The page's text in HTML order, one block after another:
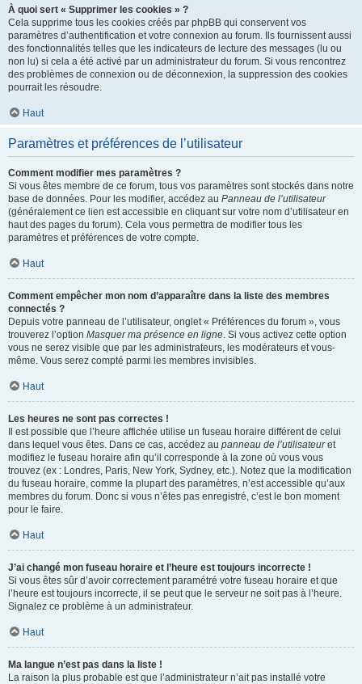
À quoi sert « Supprimer les cookies » ?
Cela supprime tous les cookies créés par phpBB qui conservent vos
paramètres d’authentification et votre connexion au forum. Ils fournissent aussi
des fonctionnalités telles que les indicateurs de lecture des messages (lu ou
non lu) si cela a été activé par un administrateur du forum. Si vous rencontrez
des problèmes de connexion ou de déconnexion, la suppression des cookies
pourrait les résoudre.
Haut
Paramètres et préférences de l’utilisateur
Comment modifier mes paramètres ?
Si vous êtes membre de ce forum, tous vos paramètres sont stockés dans notre
base de données. Pour les modifier, accédez au Panneau de l’utilisateur
(généralement ce lien est accessible en cliquant sur votre nom d’utilisateur en
haut des pages du forum). Cela vous permettra de modifier tous les
paramètres et préférences de votre compte.
Haut
Comment empêcher mon nom d’apparaître dans la liste des membres
connectés ?
Depuis votre panneau de l’utilisateur, onglet « Préférences du forum », vous
trouverez l’option Masquer ma présence en ligne. Si vous activez cette option
vous ne serez visible que par les administrateurs, les modérateurs et vous-
même. Vous serez compté parmi les membres invisibles.
Haut
Les heures ne sont pas correctes !
Il est possible que l’heure affichée utilise un fuseau horaire différent de celui
dans lequel vous êtes. Dans ce cas, accédez au panneau de l’utilisateuret
modifiez le fuseau horaire afin qu’il corresponde à la zone où vous vous
trouvez (ex : Londres, Paris, New York, Sydney, etc.). Notez que la modification
du fuseau horaire, comme la plupart des paramètres, n’est accessible qu’aux
membres du forum. Donc si vous n’êtes pas enregistré, c’est le bon moment
pour le faire.
Haut
J’ai changé mon fuseau horaire et l’heure est toujours incorrecte !
Si vous êtes sûr d’avoir correctement paramétré votre fuseau horaire et que
l’heure est toujours incorrecte, il se peut que le serveur ne soit pas à l’heure.
Signalez ce problème à un administrateur.
Haut
Ma langue n’est pas dans la liste !
La raison la plus probable est que l’administrateur n’ait pas installé votre